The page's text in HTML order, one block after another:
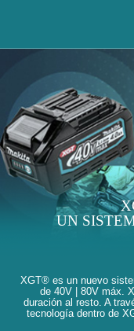
UN
XGT® es un nuevo
de 40V | 80V máx.
duración al resto. A
tecnología dentro de